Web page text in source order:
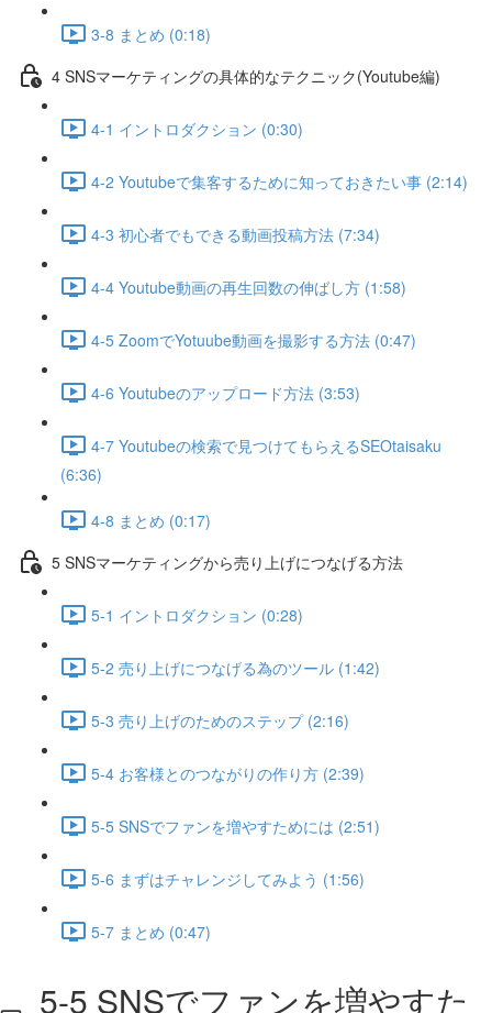
3-8 まとめ (0:18)
4 SNSマーケティングの具体的なテクニック(Youtube編)
4-1 イントロダクション (0:30)
4-2 Youtubeで集客するために知っておきたい事 (2:14)
4-3 初心者でもできる動画投稿方法 (7:34)
4-4 Youtube動画の再生回数の伸ばし方 (1:58)
4-5 ZoomでYotuube動画を撮影する方法 (0:47)
4-6 Youtubeのアップロード方法 (3:53)
4-7 Youtubeの検索で見つけてもらえるSEOtaisaku
(6:36)
4-8 まとめ (0:17)
5 SNSマーケティングから売り上げにつなげる方法
5-1 イントロダクション (0:28)
5-2 売り上げにつなげる為のツール (1:42)
5-3 売り上げのためのステップ (2:16)
5-4 お客様とのつながりの作り方 (2:39)
5-5 SNSでファンを増やすためには (2:51)
5-6 まずはチャレンジしてみよう (1:56)
5-7 まとめ (0:47)
5-5 SNSでファンを増やすた